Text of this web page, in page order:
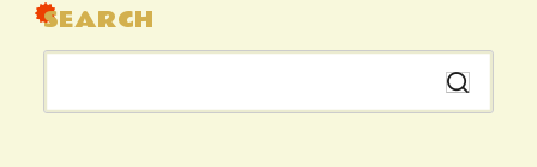
07月（6）
SEARCH
検
索